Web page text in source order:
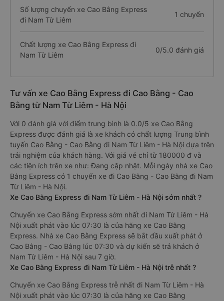
Số lượng chuyến xe Cao Bằng Express
đi Nam Từ Liêm
1 chuyến
Chất lượng xe Cao Bằng Express đi
Nam Từ Liêm
0/5.0 đánh giá
Tư vấn xe Cao Bằng Express đi Cao Bằng - Cao
Bằng từ Nam Từ Liêm - Hà Nội
Với 0 đánh giá với điểm trung bình là 0.0/5 xe Cao Bằng
Express được đánh giá là xe khách có chất lượng Trung bình
tuyến Cao Bằng - Cao Bằng đi Nam Từ Liêm - Hà Nội dựa trên
trải nghiệm của khách hàng. Với giá vé chỉ từ 180000 đ và
các tiện ích trên xe như: Đang cập nhật. Mỗi ngày nhà xe Cao
Bằng Express có 1 chuyến xe đi Cao Bằng - Cao Bằng đi Nam
Từ Liêm - Hà Nội.
Xe Cao Bằng Express đi Nam Từ Liêm - Hà Nội sớm nhất ?
Chuyến xe Cao Bằng Express sớm nhất đi Nam Từ Liêm - Hà
Nội xuất phát vào lúc 07:30 là của hãng xe Cao Bằng
Express. Nhà xe Cao Bằng Express sẽ bắt đầu xuất phát ở
Cao Bằng - Cao Bằng lúc 07:30 và dự kiến sẽ trả khách ở
Nam Từ Liêm - Hà Nội sau 7 giờ.
Xe Cao Bằng Express đi Nam Từ Liêm - Hà Nội trễ nhất ?
Chuyến xe Cao Bằng Express trễ nhất đi Nam Từ Liêm - Hà
Nội xuất phát vào lúc 07:30 là của hãng xe Cao Bằng